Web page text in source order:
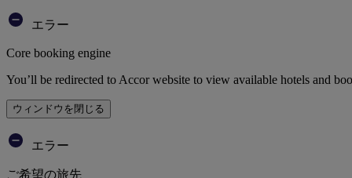
エラー
Core booking engine
You’ll be redirected to Accor website to view available hotels and
ウィンドウを閉じる
エラー
ご希望の旅先